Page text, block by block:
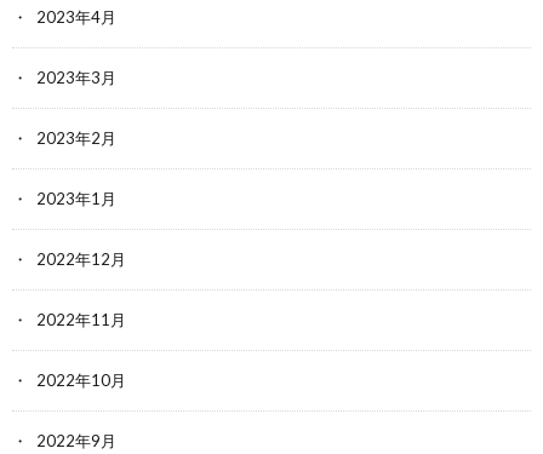
2023年4月
2023年3月
2023年2月
2023年1月
2022年12月
2022年11月
2022年10月
2022年9月